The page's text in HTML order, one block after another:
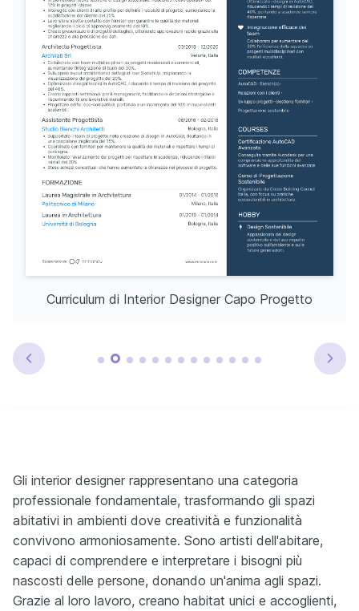
Curriculum di Interior Designer Capo Progetto
Gli interior designer rappresentano una categoria
professionale fondamentale, trasformando gli spazi
abitativi in ambienti dove creatività e funzionalità
convivono armoniosamente. Sono artisti dell'abitare,
capaci di comprendere e interpretare i bisogni più
nascosti delle persone, donando un'anima agli spazi.
Grazie al loro lavoro, creano habitat unici e accoglienti,